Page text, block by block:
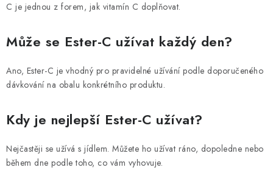
C je jednou z forem, jak vitamín C doplňovat.
Může se Ester-C užívat každý den?
Ano, Ester-C je vhodný pro pravidelné užívání podle doporučeného
dávkování na obalu konkrétního produktu.
Kdy je nejlepší Ester-C užívat?
Nejčastěji se užívá s jídlem. Můžete ho užívat ráno, dopoledne nebo
během dne podle toho, co vám vyhovuje.